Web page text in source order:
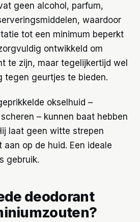
geen alcohol, parfum,
waardoor
tot een minimum beperkt
ontwikkeld om
te zijn, maar tegelijkertijd wel
tegen geurtjes te bieden.
okselhuid –
– kunnen baat hebben
laat geen witte strepen
op de huid. Een ideale
gebruik.
deodorant